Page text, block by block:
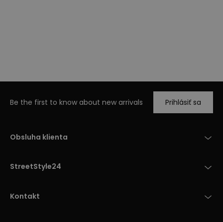
Be the first to know about new arrivals Prihlásiť sa
Obsluha klienta
StreetStyle24
Kontakt